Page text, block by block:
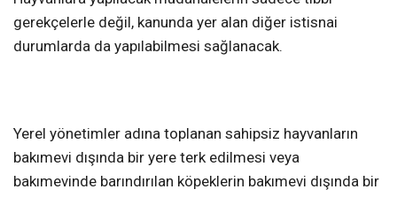
gerekçelerle değil, kanunda yer alan diğer istisnai
durumlarda da yapılabilmesi sağlanacak.
Yerel yönetimler adına toplanan sahipsiz hayvanların
bakımevi dışında bir yere terk edilmesi veya
bakımevinde barındırılan köpeklerin bakımevi dışında bir